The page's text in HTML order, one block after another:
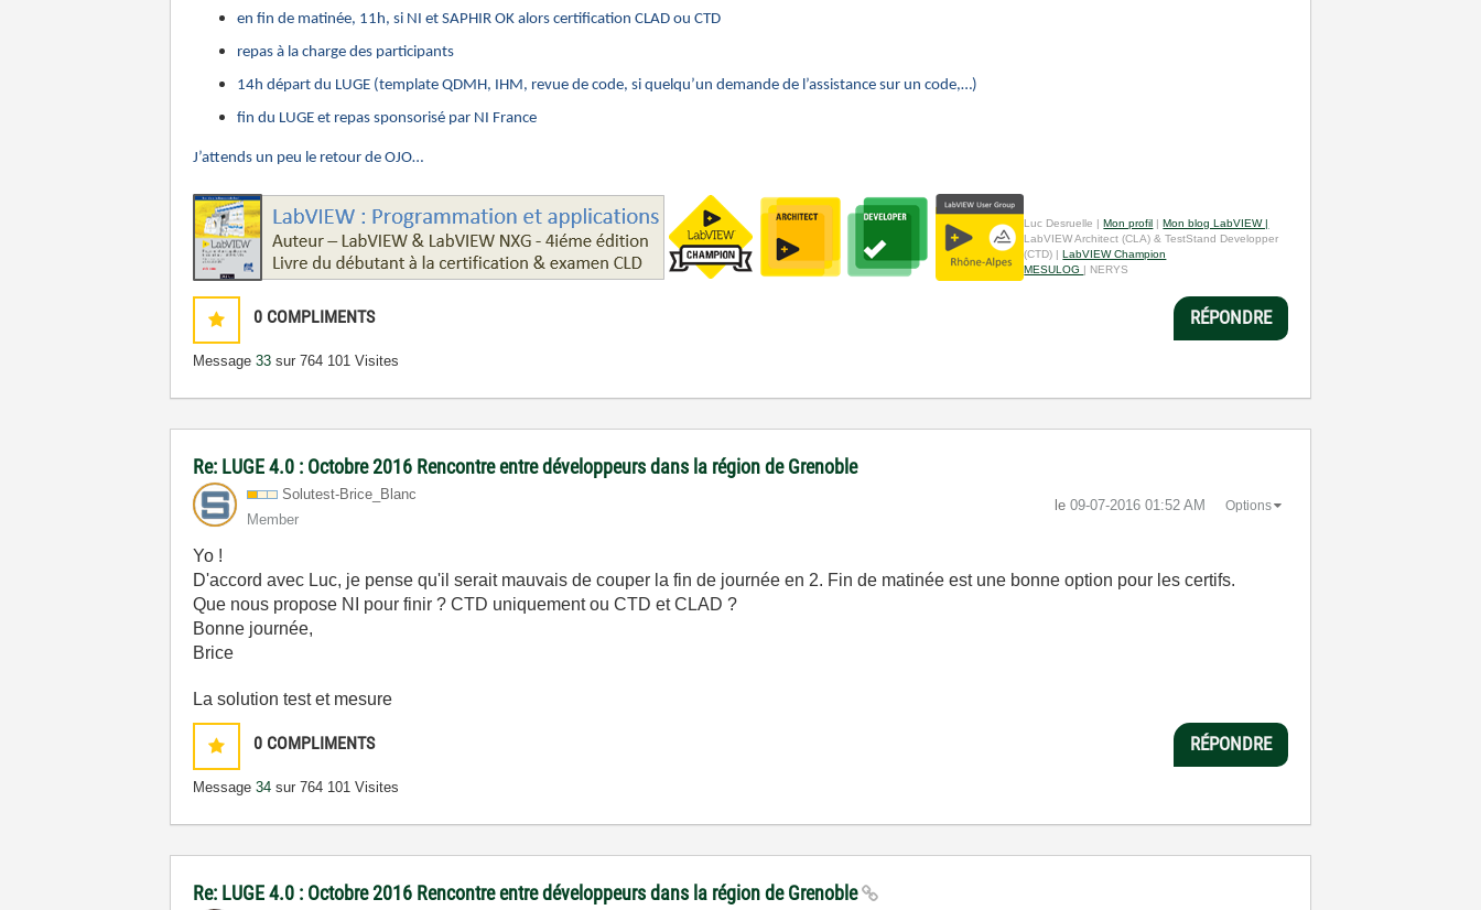
en fin de matinée, 11h, si NI et SAPHIR OK alors certification CLAD ou CTD
repas à la charge des participants
14h départ du LUGE (template QDMH, IHM, revue de code, si quelqu’un demande de l’assistance sur un code,…)
fin du LUGE et repas sponsorisé par NI France
J’attends un peu le retour de OJO…
Luc Desruelle |Mon profil |Mon blog LabVIEW |
LabVIEW Architect (CLA) & TestStand Developper
(CTD) |LabVIEW Champion
MESULOG | NERYS
0 COMPLIMENTS
Message33 sur 764 101 Visites
RÉPONDRE
Re: LUGE 4.0 : Octobre 2016 Rencontre entre développeurs dans la région de Grenoble
Solutest-Brice_ Blanc
Member
le ‎09-07-2016 01:52 AM Options
Yo !
D'accord avec Luc, je pense qu'il serait mauvais de couper la fin de journée en 2. Fin de matinée est une bonne option pour les certifs.
Que nous propose NI pour finir ? CTD uniquement ou CTD et CLAD ?
Bonne journée,
Brice
La solution test et mesure
0 COMPLIMENTS
Message34 sur 764 101 Visites
RÉPONDRE
Re: LUGE 4.0 : Octobre 2016 Rencontre entre développeurs dans la région de Grenoble